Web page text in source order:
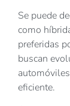
Se puede
como
preferidas
buscan
eficiente.